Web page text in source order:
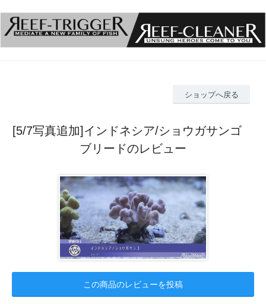
ショップへ戻る
[5/7写真追加]インドネシア/ショウガサンゴ
ブリードのレビュー
この商品のレビューを投稿